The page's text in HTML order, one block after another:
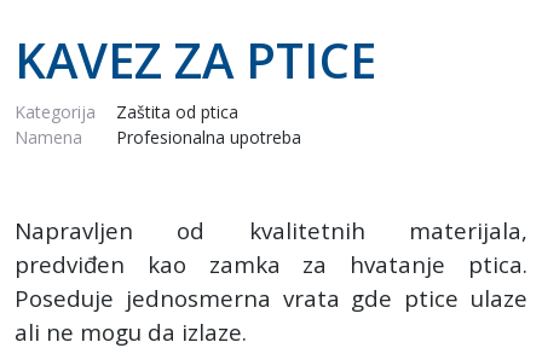
KAVEZ ZA PTICE
Kategorija
Zaštita od ptica
Namena
Profesionalna upotreba
Napravljen od kvalitetnih materijala,
predviđen kao zamka za hvatanje ptica.
Poseduje jednosmerna vrata gde ptice ulaze
ali ne mogu da izlaze.